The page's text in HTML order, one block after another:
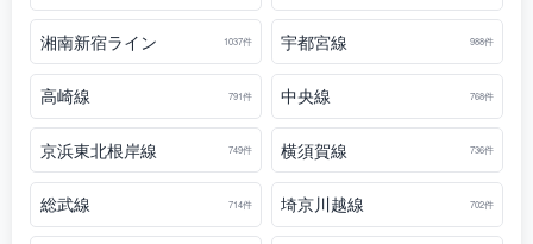
湘南新宿ライン 1037件 宇都宮線 988件
高崎線 791件 中央線 768件
京浜東北根岸線 749件 横須賀線 736件
総武線 714件 埼京川越線 702件